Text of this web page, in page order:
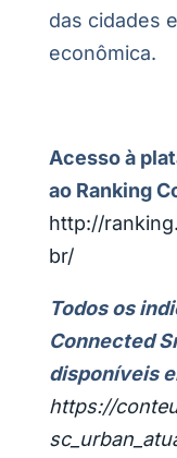
das cidades
econômica.
Acesso à
ao Ranking
http://
br/
Todos os
Connected
disponíveis
https://